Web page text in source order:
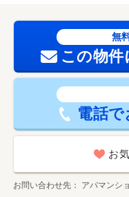
無
この物
電話
お
お問い合わせ先
アパマンシ